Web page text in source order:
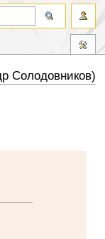
Солодовников)